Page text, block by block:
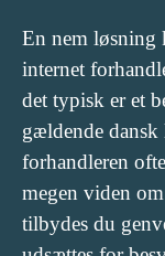
En nem løsning
internet
det typisk er et
gældende
forhandleren
megen viden
tilbydes du